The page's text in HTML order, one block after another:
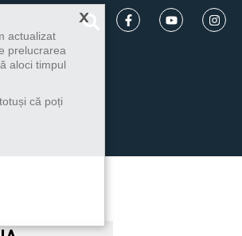
×
actualizat
prelucrarea
aloci timpul
că poți